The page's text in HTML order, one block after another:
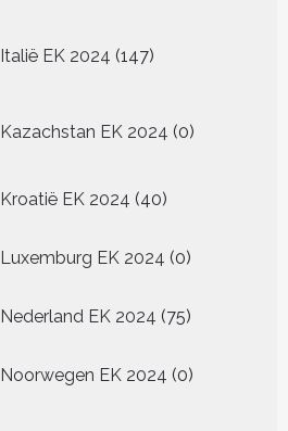
Italië EK 2024 147
producten
Kazachstan EK 2024 0
producten
Kroatië EK 2024 4040
Luxemburg EK 2024 00
Nederland EK 2024 7575
Noorwegen EK 2024 00